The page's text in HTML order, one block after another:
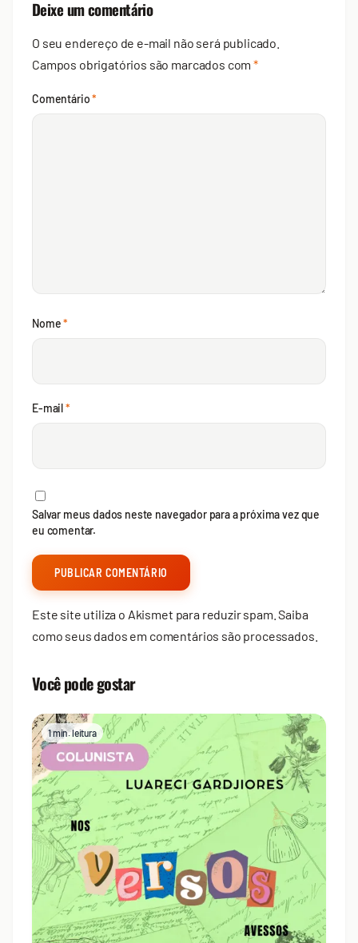
Deixe um comentário
O seu endereço de e-mail não será publicado.
Campos obrigatórios são marcados com*
Comentário*
Nome*
E-mail*
Salvar meus dados neste navegador para a próxima vez que
eu comentar.
Este site utiliza o Akismet para reduzir spam.Saiba
como seus dados em comentários são processados
Você pode gostar
1 min. leitura